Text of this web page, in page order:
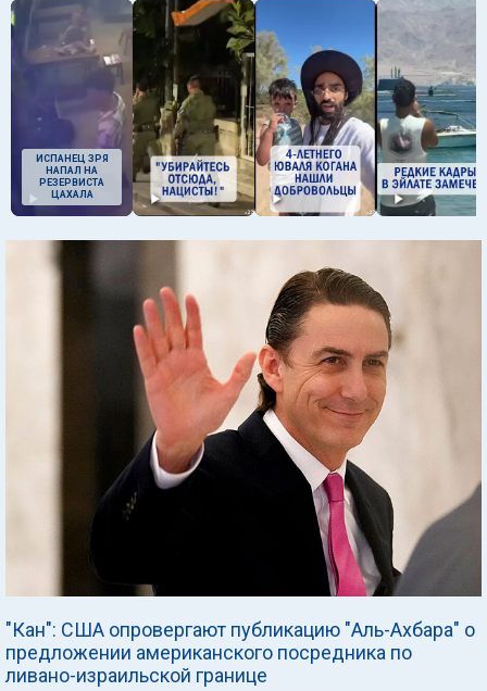
ИСПАНЕЦ ЗРЯ
НАПАЛ НА
РЕЗЕРВИСТА
ЦАХАЛА
"Кан": США опровергают публикацию "Аль-Ахбара" о
предложении американского посредника по
ливано-израильской границе